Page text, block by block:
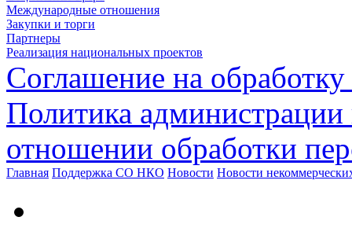
Международные отношения
Закупки и торги
Партнеры
Реализация национальных проектов
Соглашение на
Политика
отношении обработки
Главная Поддержка СО НКО Новости Новости